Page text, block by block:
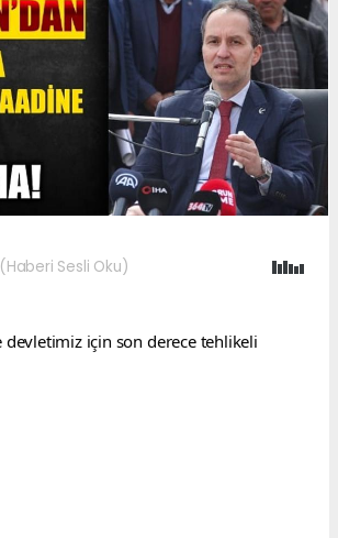
(Haberi Sesli Oku)
devletimiz için son derece tehlikeli